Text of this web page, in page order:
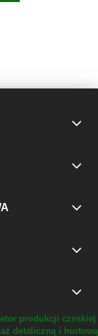
produkcji czeskiej
detaliczną i hurtową